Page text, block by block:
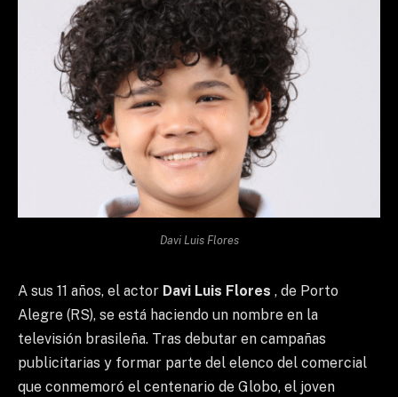
Davi Luis Flores
A sus 11 años, el actor Davi Luis Flores , de Porto
Alegre (RS), se está haciendo un nombre en la
televisión brasileña. Tras debutar en campañas
publicitarias y formar parte del elenco del comercial
que conmemoró el centenario de Globo, el joven